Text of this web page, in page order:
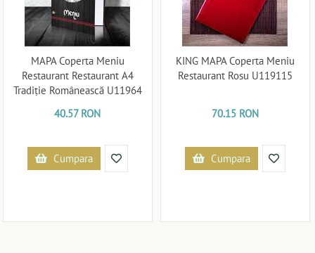
MAPA Coperta Meniu
Restaurant Restaurant A4
Tradiție Românească U11964
40.57 RON
Cumpara
KING MAPA Coperta Meniu
Restaurant Rosu U119115
70.15 RON
Cumpara